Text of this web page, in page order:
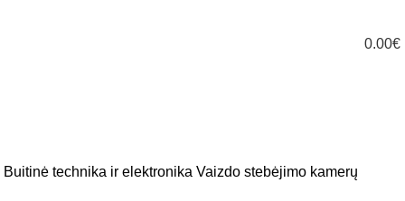
0.00€
Buitinė technika ir elektronika Vaizdo stebėjimo kamerų